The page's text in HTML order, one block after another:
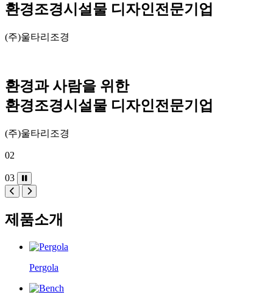
환경조경시설물 디자인전문기업
(주)울타리조경
환경과 사람을 위한
환경조경시설물 디자인전문기업
(주)울타리조경
02
03
제품소개
Pergola